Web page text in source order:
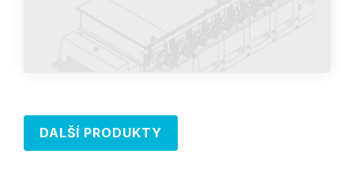
DALŠÍ PRODUKTY